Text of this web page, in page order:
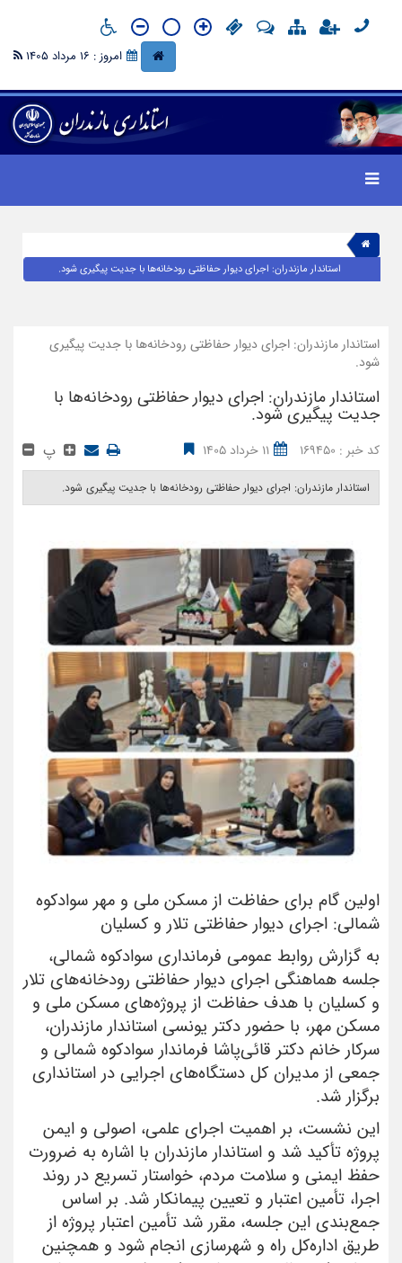
امروز : 16 مرداد 1405
استاندار مازندران: اجرای دیوار حفاظتی رودخانه‌ها با جدیت پیگیری شود.
استاندار مازندران: اجرای دیوار حفاظتی رودخانه‌ها با جدیت پیگیری
شود.
استاندار مازندران: اجرای دیوار حفاظتی رودخانه‌ها با
جدیت پیگیری شود.
کد خبر : 169450 11 خرداد 1405 پ
استاندار مازندران: اجرای دیوار حفاظتی رودخانه‌ها با جدیت پیگیری شود. ‎
اولین گام برای حفاظت از مسکن ملی و مهر سوادکوه
شمالی: اجرای دیوار حفاظتی تلار و کسلیان
به گزارش روابط عمومی فرمانداری سوادکوه شمالی،
جلسه هماهنگی اجرای دیوار حفاظتی رودخانه‌های تلار
و کسلیان با هدف حفاظت از پروژه‌های مسکن ملی و
مسکن مهر، با حضور دکتر یونسی استاندار مازندران،
سرکار خانم دکتر قائی‌پاشا فرماندار سوادکوه شمالی و
جمعی از مدیران کل دستگاه‌های اجرایی در استانداری
برگزار شد.
این نشست، بر اهمیت اجرای علمی، اصولی و ایمن
پروژه تأکید شد و استاندار مازندران با اشاره به ضرورت
حفظ ایمنی و سلامت مردم، خواستار تسریع در روند
اجرا، تأمین اعتبار و تعیین پیمانکار شد. بر اساس
جمع‌بندی این جلسه، مقرر شد تأمین اعتبار پروژه از
طریق اداره‌کل راه و شهرسازی انجام شود و همچنین